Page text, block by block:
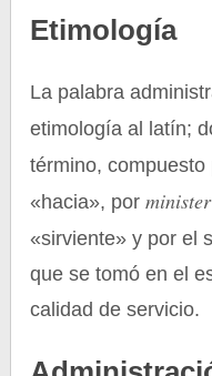
Etimología
La palabra
etimología al latín;
término, compuesto
«hacia», porminister
«sirviente» y por el
que se tomó en el
calidad de servicio.